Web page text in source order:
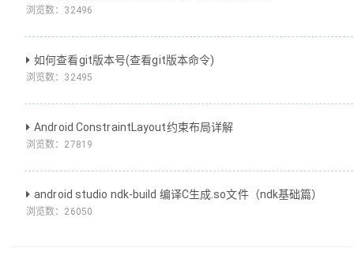
浏览数： 32496
如何查看git版本号(查看git版本命令)
浏览数： 32495
Android ConstraintLayout约束布局详解
浏览数： 27819
android studio ndk-build 编译C生成.so文件（ndk基础篇）
浏览数： 26050